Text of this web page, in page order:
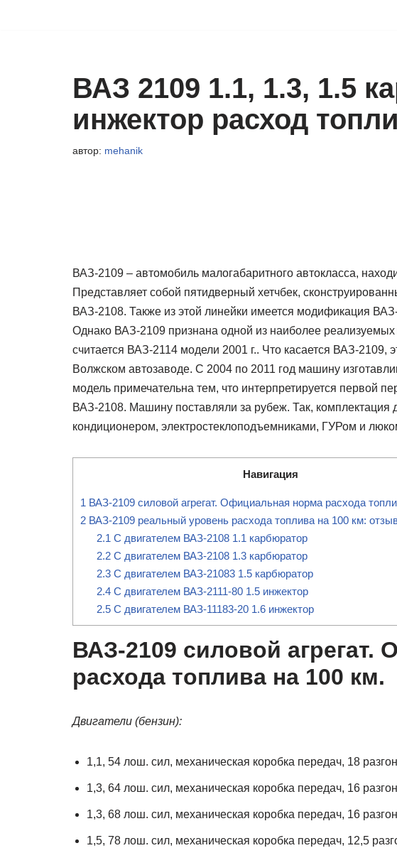
содержимомуВАЗ 2109 1.1, 1.3, 1.5
инжектор расход
автор: mehanik
ВАЗ-2109 – автомобиль малогабаритного автокласса,
Представляет собой пятидверный хетчбек,
ВАЗ-2108. Также из этой линейки имеется модификация
Однако ВАЗ-2109 признана одной из наиболее
считается ВАЗ-2114 модели 2001 г.. Что касается ВАЗ-2109,
Волжском автозаводе. С 2004 по 2011 год машину
модель примечательна тем, что интерпретируется первой
ВАЗ-2108. Машину поставляли за рубеж. Так,
кондиционером, электростеклоподъемниками, ГУРом и
Навигация
1 ВАЗ-2109 силовой агрегат. Официальная норма расхода
2 ВАЗ-2109 реальный уровень расхода топлива на 100 км:
2.1 C двигателем ВАЗ-2108 1.1 карбюратор
2.2С двигателем ВАЗ-2108 1.3 карбюратор
2.3С двигателем ВАЗ-21083 1.5 карбюратор
2.4С двигателем ВАЗ-2111-80 1.5 инжектор
2.5С двигателем ВАЗ-11183-20 1.6 инжектор
ВАЗ-2109 силовой
расхода топлива на 100 км.
Двигатели (бензин):
1,1, 54 лош. сил, механическая коробка передач, 18
1,3, 64 лош. сил, механическая коробка передач, 16
1,3, 68 лош. сил, механическая коробка передач, 16
1,5, 78 лош. сил, механическая коробка передач, 12,5